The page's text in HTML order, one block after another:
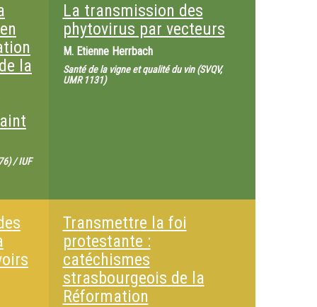
la
/ IUF
La transmission des
phytovirus par vecteurs
M. Etienne Herrbach
Santé de la vigne et qualité du vin (SVQV,
UMR 1131)
Transmettre la foi
protestante :
catéchismes
strasbourgeois de la
Réformation